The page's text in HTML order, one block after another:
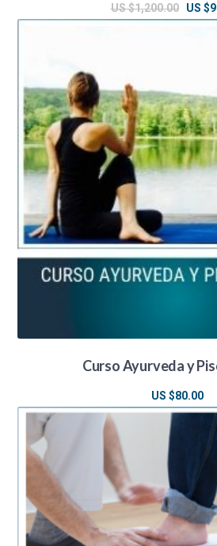
US $1,200.00
El
US
US $
Curso Ayurveda y
US $80.00